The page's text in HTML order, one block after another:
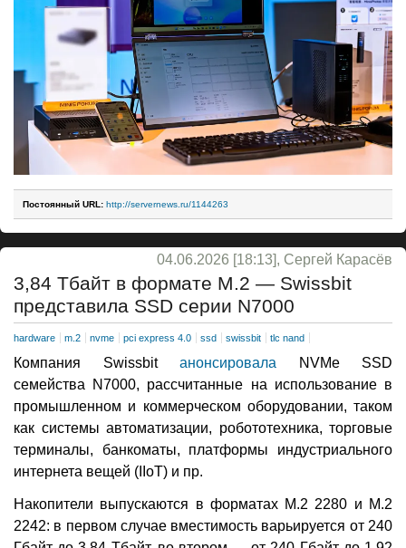
Постоянный URL: http://servernews.ru/1144263
04.06.2026 [18:13], Сергей Карасёв
3,84 Тбайт в формате M.2 — Swissbit
представила SSD серии N7000
hardware m.2 nvme pci express 4.0 ssd swissbit tlc nand
Компания Swissbit анонсировала NVMe SSD
семейства N7000, рассчитанные на использование в
промышленном и коммерческом оборудовании, таком
как системы автоматизации, робототехника, торговые
терминалы, банкоматы, платформы индустриального
интернета вещей (IIoT) и пр.
Накопители выпускаются в форматах M.2 2280 и M.2
2242: в первом случае вместимость варьируется от 240